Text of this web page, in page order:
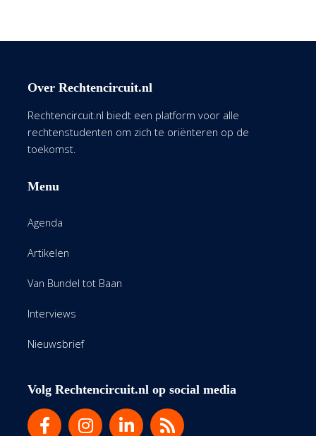
Over Rechtencircuit.nl
Rechtencircuit.nl biedt een platform voor alle
rechtenstudenten om zich te oriënteren op de
toekomst.
Menu
Agenda
Artikelen
Van Bundel tot Baan
Interviews
Nieuwsbrief
Volg Rechtencircuit.nl op social media